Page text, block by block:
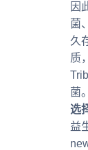
因
菌
久
质
菌。
选
益